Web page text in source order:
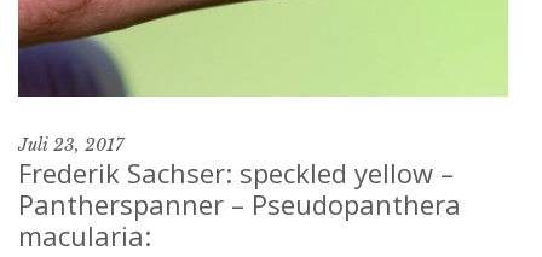
Juli 23, 2017
Frederik Sachser: speckled yellow –
Pantherspanner – Pseudopanthera
macularia: